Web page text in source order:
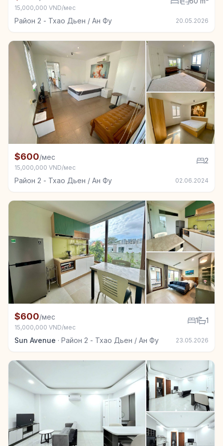
15,000,000 VND/мес
Район 2 - Тхао Дьен / Ан Фу 20.05.2026
Квартира в аренду в Район 2 - Тхао Дьен / Ан Фу,
$600/мес
15,000,000 VND/мес
2
Район 2 - Тхао Дьен / Ан Фу 02.06.2024
Квартира в аренду в Район 2 - Тхао Дьен / Ан Фу,
$600/мес
15,000,000 VND/мес
1 1
Sun Avenue · Район 2 - Тхао Дьен / Ан Фу 23.05.2026